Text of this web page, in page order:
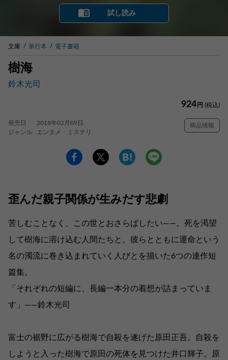
試し読み
文庫 単行本 電子書籍
樹海
鈴木光司
924 円 (税込)
発売日
2018年02月09日
ジャンル
エンタメ・ミステリ
商品情報
歪んだ親子関係が生みだす悲劇
苦しむことなく、この世とおさらばしたい――。死を渇望
して樹海に溶け込む人間たちと、彼らとともに運命という
名の濁流に巻き込まれていく人びとを描いた6つの連作短
篇集。
「それぞれの短編に、長編一本分の着想が詰まっていま
す」――鈴木光司
富士の裾野に広がる樹海で自殺を遂げた原田正吾。自殺を
しようと入った樹海で原田の死体を見つけた井口輝子。原